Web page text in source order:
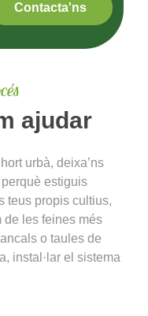
Contacta'ns
ajudar
urbà, deixa’ns
estiguis
teus propis cultius,
de les feines més
o taules de
instal·lar el sistema